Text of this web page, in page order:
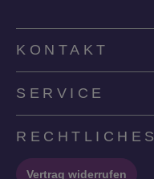
KONTAKT
SERVICE
RECHTLICHES
Vertrag widerrufen